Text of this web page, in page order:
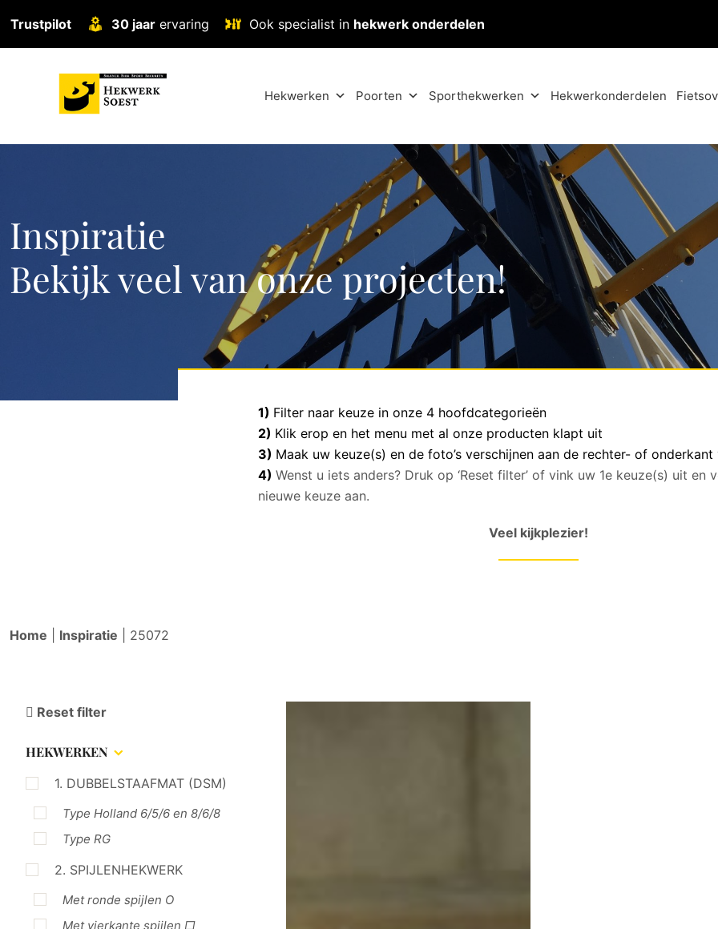
Trustpilot 30 jaar ervaring Ook specialist in hekwerk onderdelen
Hekwerken Poorten Sporthekwerken Hekwerkonderdelen
Inspiratie
Bekijk veel van onze projecten!
1) Filter naar keuze in onze 4 hoofdcategorieën
2) Klik erop en het menu met al onze producten klapt uit
3) Maak uw keuze(s) en de foto’s verschijnen aan de rechter- of onderkant
4) Wenst u iets anders? Druk op ‘Reset filter’ of vink uw 1e keuze(s) uit en
nieuwe keuze aan.
Veel kijkplezier!
Home Inspiratie 25072
Reset filter
HEKWERKEN
1. DUBBELSTAAFMAT (DSM)
Type Holland 6/5/6 en 8/6/8
Type RG
2. SPIJLENHEKWERK
Met ronde spijlen O
Met vierkante spijlen □